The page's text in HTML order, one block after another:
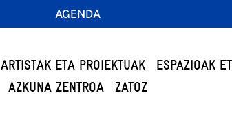
AGENDA
ARTISTAK ETA PROIEKTUAK
ESPAZIOAK
AZKUNA ZENTROA
ZATOZ